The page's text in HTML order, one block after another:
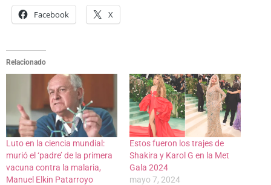
Facebook X
Relacionado
Luto en la ciencia mundial:
murió el ‘padre’ de la primera
vacuna contra la malaria,
Manuel Elkin Patarroyo
Estos fueron los trajes de
Shakira y Karol G en la Met
Gala 2024
mayo 7, 2024